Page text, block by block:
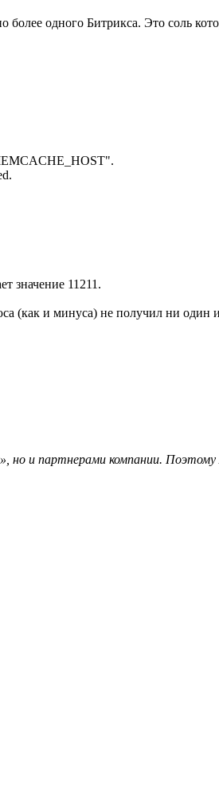
одного Битрикса. Это соль
значение 11211.
(как и минуса) не получил ни один
и партнерами компании.